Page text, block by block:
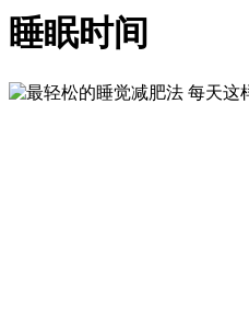
睡眠时间